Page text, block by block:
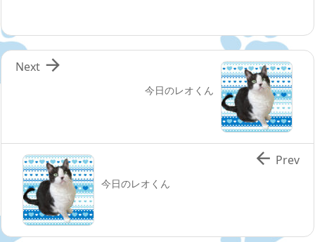
今日のレオくん

Next
今日のレオくん
 Prev